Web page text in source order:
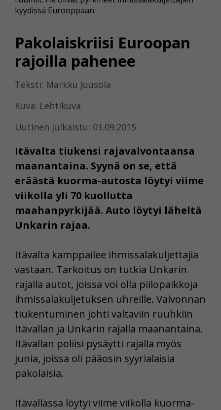
Pakolaiskriisi Euroopan
rajoilla pahenee
Teksti: Markku Juusola
Kuva: Lehtikuva
Uutinen julkaistu: 01.09.2015
Itävalta tiukensi rajavalvontaansa
maanantaina. Syynä on se, että
eräästä kuorma-autosta löytyi viime
viikolla yli 70 kuollutta
maahanpyrkijää. Auto löytyi läheltä
Unkarin rajaa.
kyydissä Eurooppaan.
Itävalta kamppailee ihmissalakuljettajia
vastaan. Tarkoitus on tutkia Unkarin
rajalla autot, joissa voi olla piilopaikkoja
ihmissalakuljetuksen uhreille. Valvonnan
tiukentuminen johti valtaviin ruuhkiin
Itävallan ja Unkarin rajalla maanantaina.
Itävallan poliisi pysäytti rajalla myös
junia, joissa oli pääosin syyrialaisia
pakolaisia.
Itävallassa löytyi viime viikolla kuorma-